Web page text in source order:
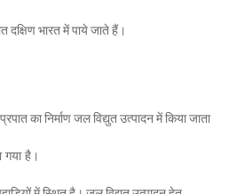
दक्षिण भारत में पाये जाते हैं।
का निर्माण जल विद्युत उत्पादन में किया जाता
गया है।